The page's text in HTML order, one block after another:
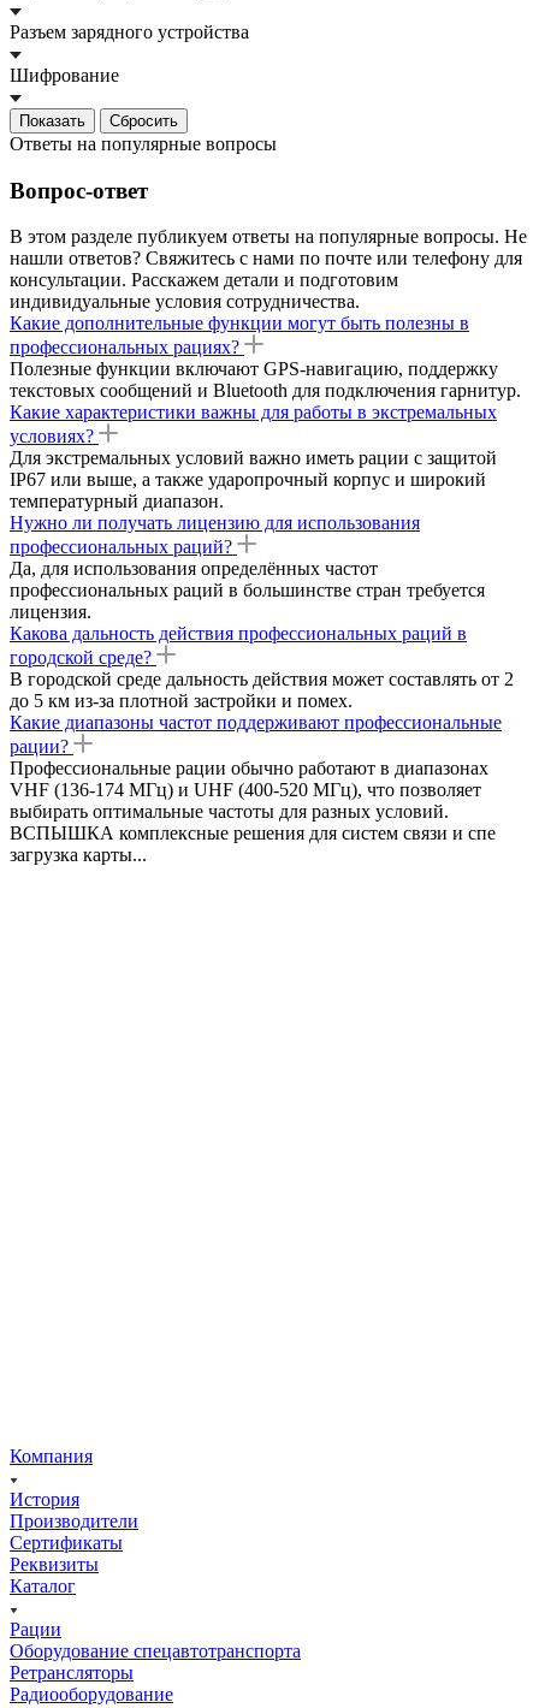
Разъем зарядного устройства
Шифрование
Сбросить
Ответы на популярные вопросы
Вопрос-ответ
В этом разделе публикуем ответы на популярные вопросы. Не
нашли ответов? Свяжитесь с нами по почте или телефону для
консультации. Расскажем детали и подготовим
индивидуальные условия сотрудничества.
Какие дополнительные функции могут быть полезны в
профессиональных рациях?
Полезные функции включают GPS-навигацию, поддержку
текстовых сообщений и Bluetooth для подключения гарнитур.
Какие характеристики важны для работы в экстремальных
условиях?
Для экстремальных условий важно иметь рации с защитой
IP67 или выше, а также ударопрочный корпус и широкий
температурный диапазон.
Нужно ли получать лицензию для использования
профессиональных раций?
Да, для использования определённых частот
профессиональных раций в большинстве стран требуется
лицензия.
Какова дальность действия профессиональных раций в
городской среде?
В городской среде дальность действия может составлять от 2
до 5 км из-за плотной застройки и помех.
Какие диапазоны частот поддерживают профессиональные
рации?
Профессиональные рации обычно работают в диапазонах
VHF (136-174 МГц) и UHF (400-520 МГц), что позволяет
выбирать оптимальные частоты для разных условий.
ВСПЫШКА комплексные решения для систем связи и спе
загрузка карты...
Компания
История
Производители
Сертификаты
Реквизиты
Каталог
Рации
Оборудование спецавтотранспорта
Ретрансляторы
Радиооборудование